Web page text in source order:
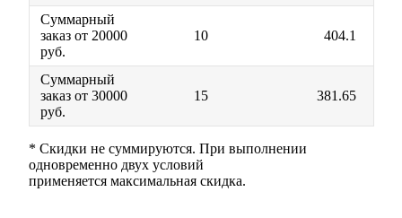
Суммарный
заказ от 20000
руб.
10 404.1
Суммарный
заказ от 30000
руб.
15 381.65
* Скидки не суммируются. При выполнении
одновременно двух условий
применяется максимальная скидка.